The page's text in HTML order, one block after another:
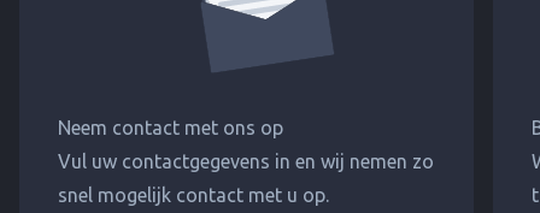
Neem contact met ons op
Vul uw contactgegevens in en wij nemen zo
snel mogelijk contact met u op.